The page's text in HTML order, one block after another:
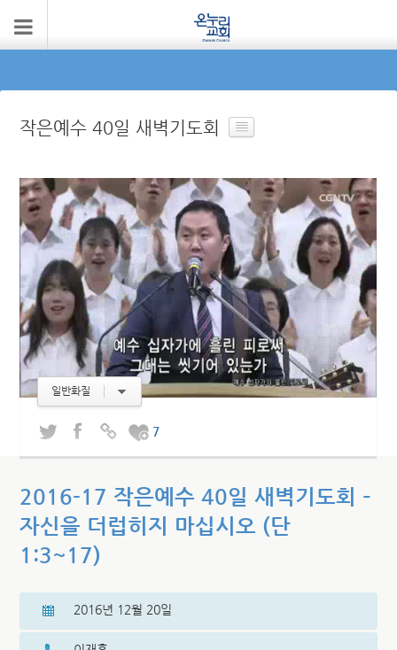
작은예수 40일 새벽기도회
일반화질
7
2016-17 작은예수 40일 새벽기도회 –
자신을 더럽히지 마십시오 (단
1:3~17)
2016년 12월 20일